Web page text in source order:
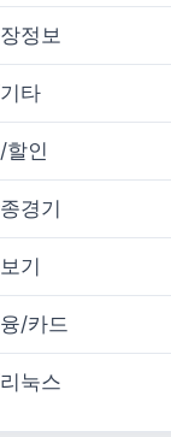
정보
타
할인
경기
기
/카드
눅스